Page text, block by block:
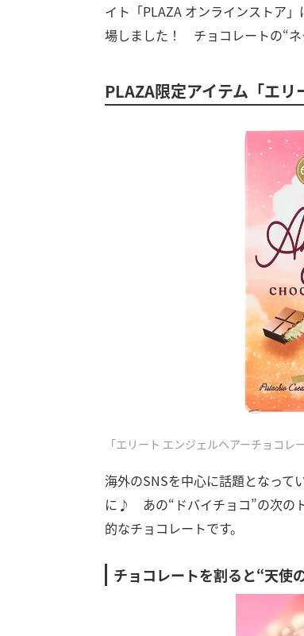
イト「PLAZA オンラインストア
場しました！ チョコレートの“
PLAZA限定アイテム「エリ
「エリート エンジェルヘアーチョコレ
海外のSNSを中心に話題となって
に♪ あの“ドバイチョコ”の次の
的なチョコレートです。
チョコレートを割ると“天使